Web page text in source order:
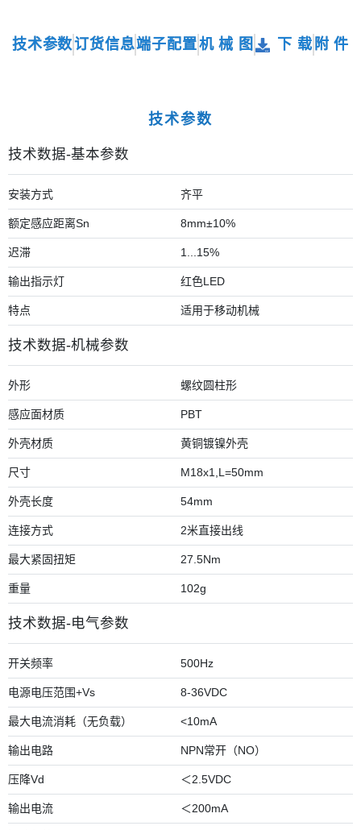
技术参数订货信息端子配置机 械 图 下 载 附 件
技术参数
技术数据-基本参数
安装方式 齐平
额定感应距离Sn 8mm±10%
迟滞 1...15%
输出指示灯 红色LED
特点 适用于移动机械
技术数据-机械参数
外形 螺纹圆柱形
感应面材质 PBT
外壳材质 黄铜镀镍外壳
尺寸 M18x1,L=50mm
外壳长度 54mm
连接方式 2米直接出线
最大紧固扭矩 27.5Nm
重量 102g
技术数据-电气参数
开关频率 500Hz
电源电压范围+Vs 8-36VDC
最大电流消耗（无负载） <10mA
输出电路 NPN常开（NO）
压降Vd ＜2.5VDC
输出电流 ＜200mA